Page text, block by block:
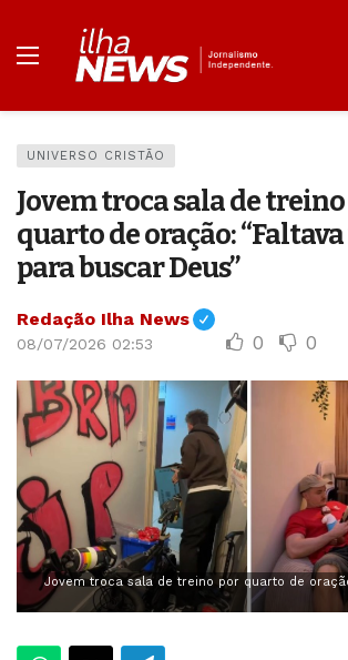
UNIVERSO CRISTÃO
Jovem troca sala de
quarto de oração:
para buscar Deus”
Redação Ilha News
08/07/2026 02:53 0 0
Jovem troca sala de treino por quarto de